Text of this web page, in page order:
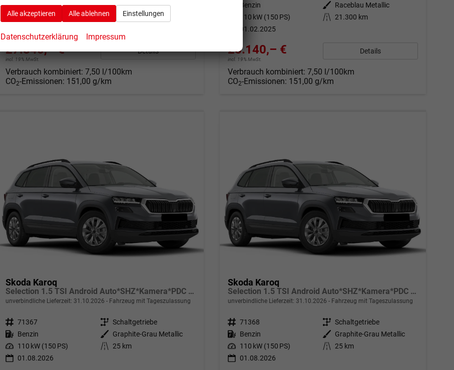
Kraftstoff Benzin Außenfarbe Blackmagic Perleffekt
Leistung 110 kW (150 PS) Kilometerstand
29.000 km
27.840,– €
incl. 19% MwSt.
Details
Verbrauch kombiniert: 7,50 l/100km
CO2-Emissionen: 151,00 g/km
Benzin Außenfarbe
Raceblau Metallic
110 kW (150 PS) Kilometerstand 21.300 km
01.02.2025
28.140,– €
incl. 19% MwSt.
Details
Verbrauch kombiniert: 7,50 l/100km
CO2-Emissionen: 151,00 g/km
Skoda Karoq
Selection 1.5 TSI Android Auto*SHZ*Kamera*PDC v/h*Klimaauto*SUNSET*LED
unverbindliche Lieferzeit: 31.10.2026 Fahrzeug mit Tageszulassung
Fahrzeugnr. 71367 Getriebe Schaltgetriebe
Kraftstoff Benzin Außenfarbe
Graphite-Grau Metallic
Leistung 110 kW (150 PS) Kilometerstand 25 km
01.08.2026
Skoda Karoq
Selection 1.5 TSI Android Auto*SHZ*Kamera*PDC v/h*Klimaauto*SUNSET*LED
unverbindliche Lieferzeit: 31.10.2026 Fahrzeug mit Tageszulassung
Fahrzeugnr. 71368 Getriebe Schaltgetriebe
Kraftstoff Benzin Außenfarbe
Graphite-Grau Metallic
Leistung 110 kW (150 PS) Kilometerstand 25 km
01.08.2026
Alle akzeptieren Alle ablehnen Einstellungen
Datenschutzerklärung Impressum